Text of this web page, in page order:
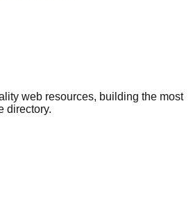
web resources, building the most
directory.